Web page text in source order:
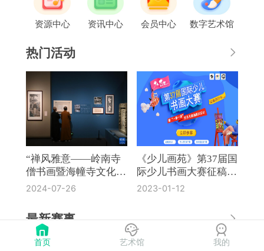
资源中心 资讯中心 会员中心 数字艺术馆
热门活动
“禅风雅意——岭南寺
僧书画暨海幢寺文化
展”在国博开幕
2024-07-26
《少儿画苑》第37届国
际少儿书画大赛征稿通
知
2023-01-12
最新赛事
《奔流·小作家》第8届全国中
首页 艺术馆 我的